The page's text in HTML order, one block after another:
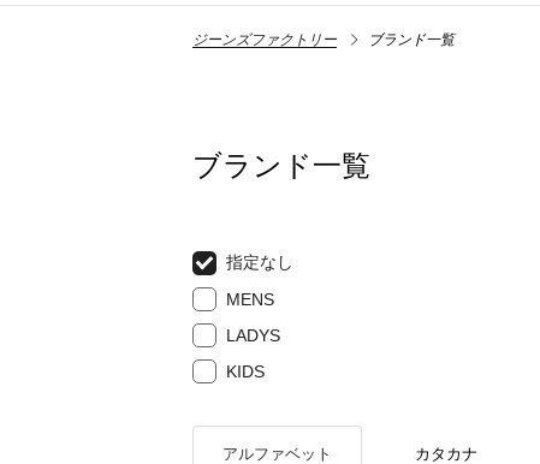
ジーンズファクトリー ブランド一覧
ブランド一覧
指定なし
MENS
LADYS
KIDS
アルファベット カタカナ